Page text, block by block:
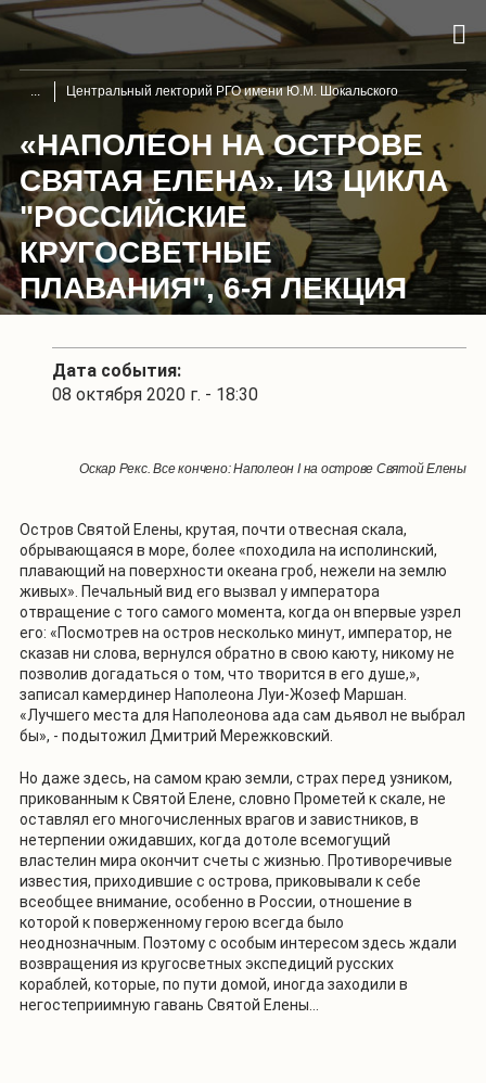
Центральный лекторий РГО имени Ю.М. Шокальского
«НАПОЛЕОН НА ОСТРОВЕ
СВЯТАЯ ЕЛЕНА». ИЗ ЦИКЛА
"РОССИЙСКИЕ
КРУГОСВЕТНЫЕ
ПЛАВАНИЯ", 6-Я ЛЕКЦИЯ
Дата события:
08 октября 2020 г. - 18:30
Оскар Рекс. Все кончено: Наполеон I на острове Святой Елены
Остров Святой Елены, крутая, почти отвесная скала,
обрывающаяся в море, более «походила на исполинский,
плавающий на поверхности океана гроб, нежели на землю
живых». Печальный вид его вызвал у императора
отвращение с того самого момента, когда он впервые узрел
его: «Посмотрев на остров несколько минут, император, не
сказав ни слова, вернулся обратно в свою каюту, никому не
позволив догадаться о том, что творится в его душе,»,
записал камердинер Наполеона Луи-Жозеф Маршан.
«Лучшего места для Наполеонова ада сам дьявол не выбрал
бы», - подытожил Дмитрий Мережковский.
Но даже здесь, на самом краю земли, страх перед узником,
прикованным к Святой Елене, словно Прометей к скале, не
оставлял его многочисленных врагов и завистников, в
нетерпении ожидавших, когда дотоле всемогущий
властелин мира окончит счеты с жизнью. Противоречивые
известия, приходившие с острова, приковывали к себе
всеобщее внимание, особенно в России, отношение в
которой к поверженному герою всегда было
неоднозначным. Поэтому с особым интересом здесь ждали
возвращения из кругосветных экспедиций русских
кораблей, которые, по пути домой, иногда заходили в
негостеприимную гавань Святой Елены…